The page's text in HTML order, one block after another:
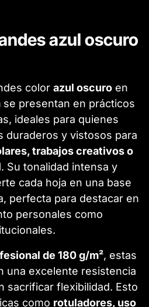
azul oscuro
color azul oscuroen
se presentan en prácticos
ideales para quienes
duraderos y vistosos para
trabajos creativos o
. Su tonalidad intensa y
cada hoja en una base
perfecta para destacar en
personales como
de 180 g/m², estas
una excelente resistencia
sacrificar flexibilidad. Esto
como rotuladores, uso